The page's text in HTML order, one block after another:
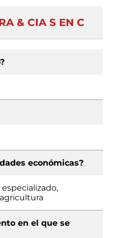
& CIA S EN C
económicas?
en el que se